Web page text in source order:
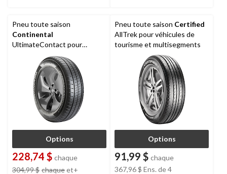
Pneu toute saison
Continental
UltimateContact pour
véhicules de tourisme et
multisegments
Options
228,74 $ chaque
304,99 $ chaqueet+
Pneu toute saison Certified
AllTrek pour véhicules de
tourisme et multisegments
Options
91,99 $ chaque
367,96 $ Ens. de 4